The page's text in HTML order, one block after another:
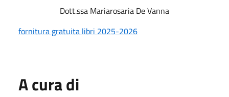
Dott.ssa Mariarosaria De Vanna
fornitura gratuita libri 2025-2026
A cura di